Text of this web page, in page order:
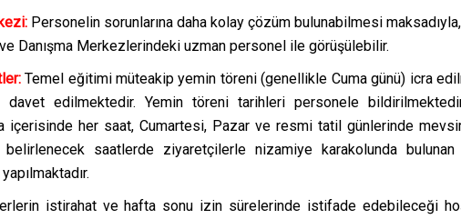
Personelin sorunlarına daha kolay çözüm bulunabilmesi
Danışma Merkezlerindeki uzman personel ile görüşülebilir.
Temel eğitimi müteakip yemin töreni (genellikle Cuma günü) icra
edilmektedir. Yemin töreni tarihleri personele
içerisinde her saat, Cumartesi, Pazar ve resmi tatil günlerinde
saatlerde ziyaretçilerle nizamiye karakolunda
istirahat ve hafta sonu izin sürelerinde istifade edebileceği